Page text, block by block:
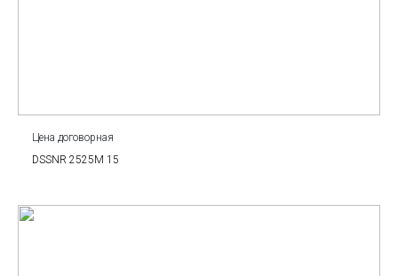
Цена договорная
DSSNR 2525M 15